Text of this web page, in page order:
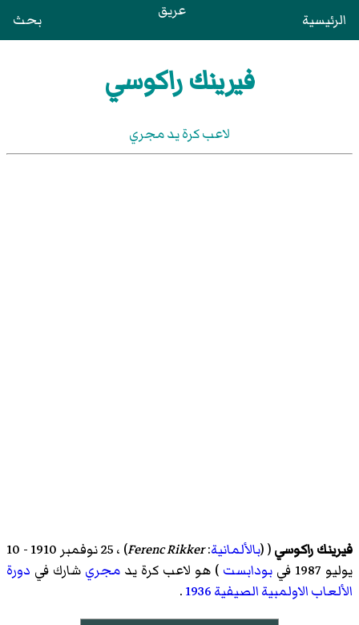
الرئيسية عريق بحث
فيرينك راكوسي
لاعب كرة يد مجري
فيرينك راكوسي( (بالألمانية:
Ferenc Rikker
)‏ ، 25 نوفمبر 1910 - 10
يوليو 1987 في
بودابست ) هو لاعب كرة يد مجري شارك في دورة
الألعاب الاولمبية الصيفية 1936
.